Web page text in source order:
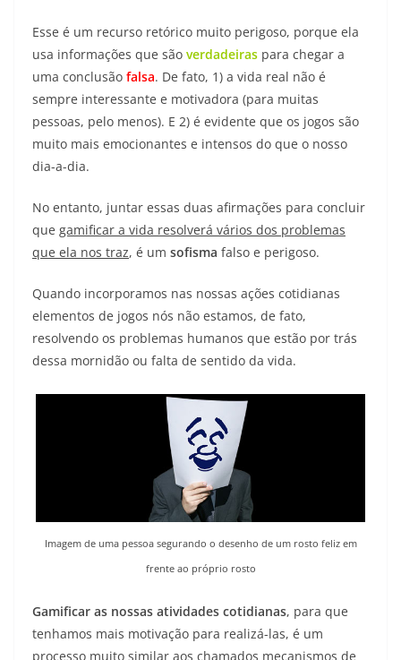
Esse é um recurso retórico muito perigoso, porque ela
usa informações que são verdadeiras para chegar a
uma conclusão falsa. De fato, 1) a vida real não é
sempre interessante e motivadora (para muitas
pessoas, pelo menos). E 2) é evidente que os jogos são
muito mais emocionantes e intensos do que o nosso
dia-a-dia.
No entanto, juntar essas duas afirmações para concluir
que gamificar a vida resolverá vários dos problemas
que ela nos traz, é um sofisma falso e perigoso.
Quando incorporamos nas nossas ações cotidianas
elementos de jogos nós não estamos, de fato,
resolvendo os problemas humanos que estão por trás
dessa mornidão ou falta de sentido da vida.
Imagem de uma pessoa segurando o desenho de um rosto feliz em
frente ao próprio rosto
Gamificar as nossas atividades cotidianas, para que
tenhamos mais motivação para realizá-las, é um
processo muito similar aos chamados mecanismos de